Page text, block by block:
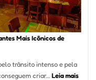
Mais Icônicos de
trânsito intenso e pela
criar… Leia mais: